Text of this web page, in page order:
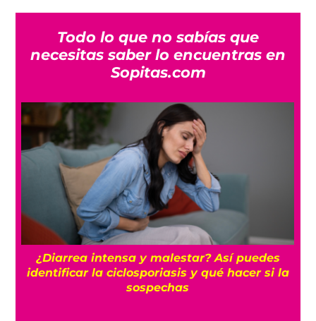
Todo lo que no sabías que
necesitas saber lo encuentras en
Sopitas.com
¿Diarrea intensa y malestar? Así puedes
identificar la ciclosporiasis y qué hacer si la
sospechas